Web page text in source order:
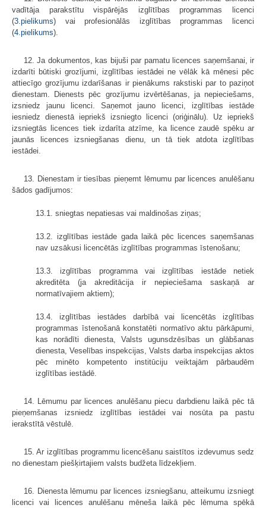
vadītāja parakstītu vispārējās izglītības programmas licenci
(3.pielikums) vai profesionālās izglītības programmas licenci
(4.pielikums).
12. Ja dokumentos, kas bijuši par pamatu licences saņemšanai, ir
izdarīti būtiski grozījumi, izglītības iestādei ne vēlāk kā mēnesi pēc
attiecīgo grozījumu izdarīšanas ir pienākums rakstiski par to paziņot
dienestam. Dienests pēc grozījumu izvērtēšanas, ja nepieciešams,
izsniedz jaunu licenci. Saņemot jauno licenci, izglītības iestāde
iesniedz dienestā iepriekš izsniegto licenci (oriģinālu). Uz iepriekš
izsniegtās licences tiek izdarīta atzīme, ka licence zaudē spēku ar
jaunās licences izsniegšanas dienu, un tā tiek atdota izglītības
iestādei.
13. Dienestam ir tiesības pieņemt lēmumu par licences anulēšanu
šādos gadījumos:
13.1. sniegtas nepatiesas vai maldinošas ziņas;
13.2. izglītības iestāde gada laikā pēc licences saņemšanas
nav uzsākusi licencētās izglītības programmas īstenošanu;
13.3. izglītības programma vai izglītības iestāde netiek
akreditēta (ja akreditācija ir nepieciešama saskaņā ar
normatīvajiem aktiem);
13.4. izglītības iestādes darbībā vai licencētās izglītības
programmas īstenošanā konstatēti normatīvo aktu pārkāpumi,
kas norādīti dienesta, Valsts ugunsdzēsības un glābšanas
dienesta, Veselības inspekcijas, Valsts darba inspekcijas aktos
pēc minēto kompetento institūciju veiktajām pārbaudēm
izglītības iestādē.
14. Lēmumu par licences anulēšanu piecu darbdienu laikā pēc tā
pieņemšanas izsniedz izglītības iestādei vai nosūta pa pastu
ierakstītā vēstulē.
15. Ar izglītības programmu licencēšanu saistītos izdevumus sedz
no dienestam piešķirtajiem valsts budžeta līdzekļiem.
16. Dienesta lēmumu par licences izsniegšanu, atteikumu izsniegt
licenci vai licences anulēšanu mēneša laikā pēc lēmuma spēkā